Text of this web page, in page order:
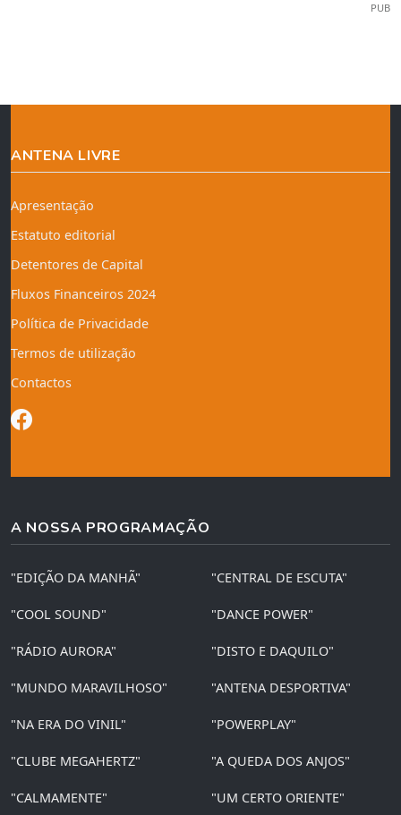
PUB
ANTENA LIVRE
Apresentação
Estatuto editorial
Detentores de Capital
Fluxos Financeiros 2024
Política de Privacidade
Termos de utilização
Contactos
A NOSSA PROGRAMAÇÃO
"EDIÇÃO DA MANHÃ" "CENTRAL DE ESCUTA"
"COOL SOUND" "DANCE POWER"
"RÁDIO AURORA" "DISTO E DAQUILO"
"MUNDO MARAVILHOSO" "ANTENA DESPORTIVA"
"NA ERA DO VINIL" "POWERPLAY"
"CLUBE MEGAHERTZ" "A QUEDA DOS ANJOS"
"CALMAMENTE" "UM CERTO ORIENTE"